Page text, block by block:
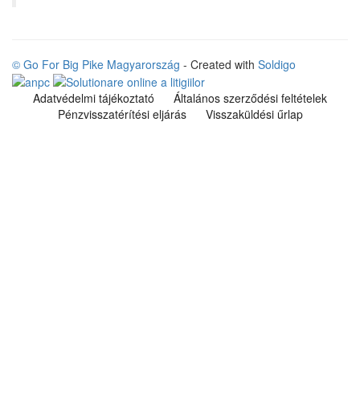
© Go For Big Pike Magyarország - Created with Soldigo
Adatvédelmi tájékoztató
Általános szerződési feltételek
Pénzvisszatérítési eljárás
Visszaküldési űrlap